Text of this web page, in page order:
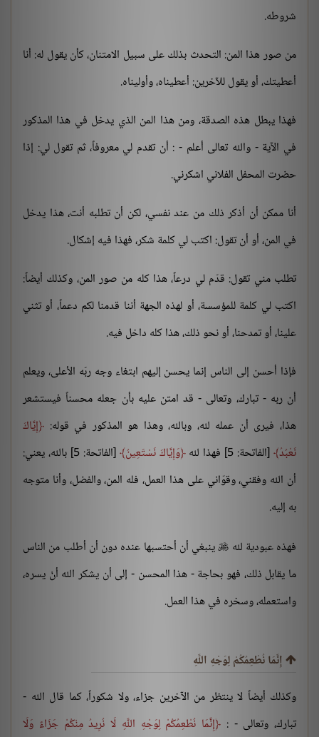
شروطه.
من صور هذا المن: التحدث بذلك على سبيل الامتنان، كأن يقول له: أنا
أعطيتك، أو يقول للآخرين: أعطيناه، وأوليناه.
فهذا يبطل هذه الصدقة، ومن هذا المن الذي يدخل في هذا المذكور
في الآية - والله تعالى أعلم - : أن تقدم لي معروفاً، ثم تقول لي: إذا
حضرت المحفل الفلاني اشكرني.
أنا ممكن أن أذكر ذلك من عند نفسي، لكن أن تطلبه أنت، هذا يدخل
في المن، أو أن تقول: اكتب لي كلمة شكر، فهذا فيه إشكال.
تطلب مني تقول: قدّم لي درعاً، هذا كله من صور المن، وكذلك أيضاً:
اكتب لي كلمة للمؤسسة، أو لهذه الجهة أننا قدمنا لكم دعماً، أو تثني
علينا، أو تمدحنا، أو نحو ذلك، هذا كله داخل فيه.
فإذا أحسن إلى الناس إنما يحسن إليهم ابتغاء وجه ربّه الأعلى، ويعلم
أن ربه - تبارك، وتعالى - قد امتن عليه بأن جعله محسناً فيستشعر
هذا، فيرى أن عمله لله، وبالله، وهذا هو المذكور في قوله:
إِيَّاكَ
نَعْبُدُ [الفاتحة: 5] فهذا لله وَإِيَّاكَ نَسْتَعِينُ
[الفاتحة: 5] بالله، يعني:
أن الله وفقني، وقوّاني على هذا العمل، فله المن، والفضل، وأنا متوجه
به إليه.
فهذه عبودية لله ينبغي أن أحتسبها عنده دون أن أطلب من الناس
ما يقابل ذلك، فهو بحاجة - هذا المحسن - إلى أن يشكر الله أنْ يسره،
واستعمله، وسخره في هذا العمل.
إِنَّمَا نُطْعِمُكُمْ لِوَجْهِ اللَّهِ
وكذلك أيضاً لا ينتظر من الآخرين جزاء، ولا شكوراً، كما قال الله -
تبارك، وتعالى - :
إِنَّمَا نُطْعِمُكُمْ لِوَجْهِ اللَّهِ لَا نُرِيدُ مِنْكُمْ جَزَاءً وَلَا